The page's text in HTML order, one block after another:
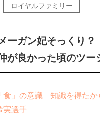
ロイヤルファミリー
ーガン妃そっくり
良かった頃のツー
食」の意識 知識を得たか
実選手